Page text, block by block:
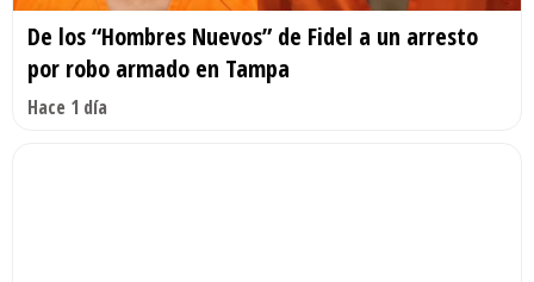
De los “Hombres Nuevos” de Fidel a un arresto
por robo armado en Tampa
Hace 1 día